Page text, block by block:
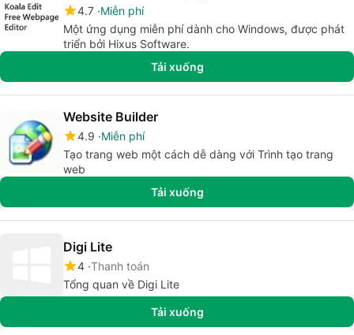
4.7 Miễn phí
Một ứng dụng miễn phí dành cho Windows, được phát
triển bởi Hixus Software.
Tải xuống
Website Builder
4.9 Miễn phí
Tạo trang web một cách dễ dàng với Trình tạo trang
web
Tải xuống
Digi Lite
4 Thanh toán
Tổng quan về Digi Lite
Tải xuống